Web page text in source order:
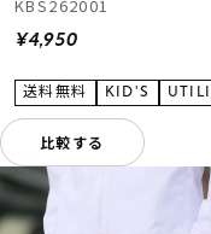
KBS262001
¥4,950
比較する